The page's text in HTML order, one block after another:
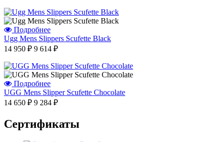
Подробнее
Ugg Mens Slippers Scufette Black
14 950 ₽ 9 614 ₽
Подробнее
UGG Mens Slipper Scufette Chocolate
14 650 ₽ 9 284 ₽
Сертификаты